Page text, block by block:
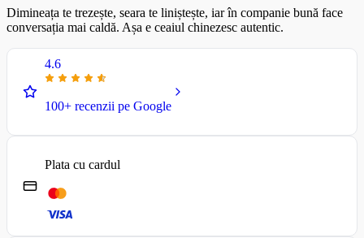
Dimineața te trezește, seara te liniștește, iar în companie bună face
conversația mai caldă. Așa e ceaiul chinezesc autentic.
4.6
100+ recenzii pe Google
Plata cu cardul